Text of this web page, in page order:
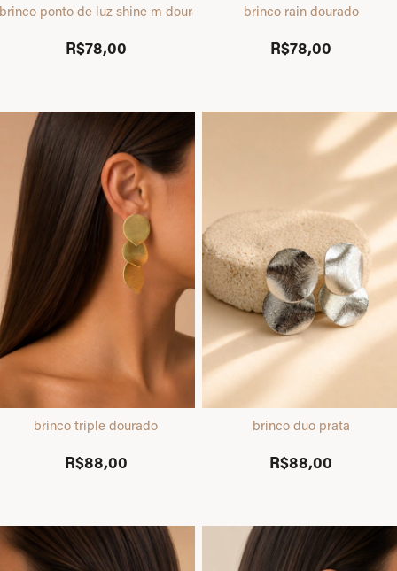
ponto de luz shine m dourado
R$78,00
brinco rain dourado
R$78,00
brinco triple dourado
R$88,00
brinco duo prata
R$88,00